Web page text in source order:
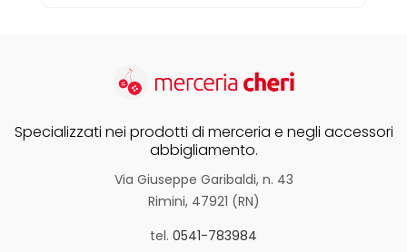
Specializzati nei prodotti di merceria e negli accessori
abbigliamento.
Via Giuseppe Garibaldi, n. 43
Rimini, 47921 (RN)
tel. 0541-783984